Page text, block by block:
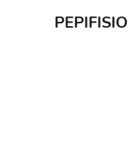
PEPIFISIO